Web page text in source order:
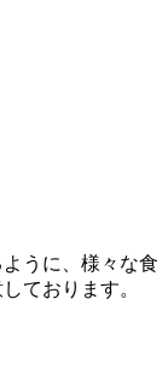
うに、様々な食
ております。